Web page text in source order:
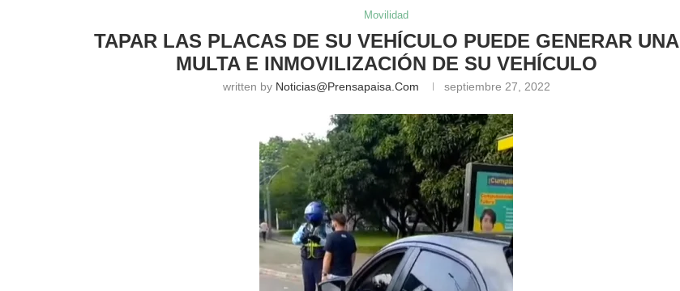
Movilidad
TAPAR LAS PLACAS DE SU VEHÍCULO PUEDE GENERAR UNA
MULTA E INMOVILIZACIÓN DE SU VEHÍCULO
written by Noticias@prensapaisa.com septiembre 27, 2022